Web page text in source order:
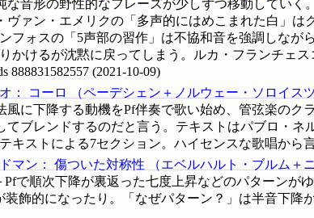
な音形の野性的なフレーズが少しずつ移動してい
ヴァン・エメリクの「多声的にはめこまれた白」は
フォスの「5声部の習作」は不協和音を強調しな
かけるが沈黙に戻ってしまう。ルカ・フランチェ
888831582557 (2021-10-09)
： コーロ （ペーデシェン＋ノルウェー・ソロイス
風に下降する動機をPf伴奏で歌い始め、管弦楽のク
てブレンドするのだと言う。テキストはパブロ・
キストによる7セクション。ハイセンスな歌唱から
マン ： 傷ついた対称性 （エベルハルト・ブルム＋
Pfで順次下降が裏返った七度上昇などのパターンが
装飾的になったり。「なぜパターン？」は半音下降